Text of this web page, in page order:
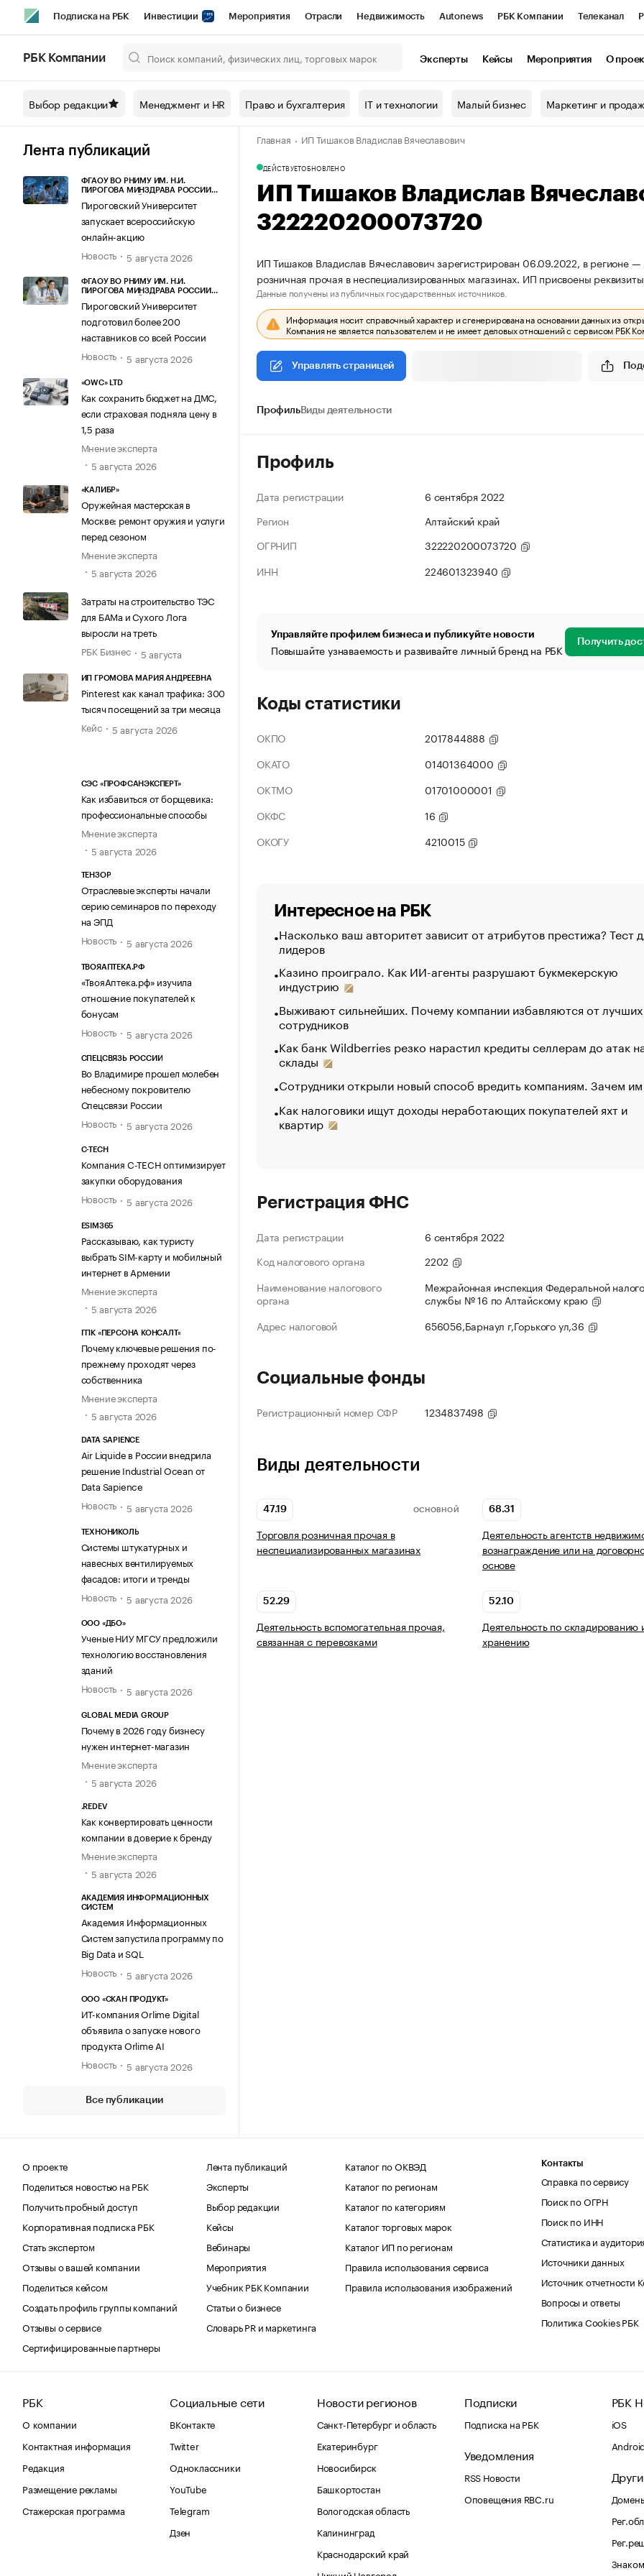
Подписка на РБК Инвестиции Мероприятия Отрасли Недвижимость Autonews РБК Компании Телеканал
Спецпроекты СПб Конференции СПб Спецпроекты Проверка контрагентов
Технологии и медиа Рынок наличной валюты
РБК Компании Эксперты Кейсы Мероприятия О
Выбор редакции Менеджмент и HR Право и бухгалтерия IT и технологии Малый бизнес Маркетинг и
Лента публикаций
ФГАОУ ВО РНИМУ ИМ. Н.И.
ПИРОГОВА МИНЗДРАВА РОССИИ
Пироговский Университет
запускает всероссийскую
онлайн-акцию
Новость
5 августа 2026
ФГАОУ ВО РНИМУ ИМ. Н.И.
ПИРОГОВА МИНЗДРАВА РОССИИ
Пироговский Университет
подготовил более 200
наставников со всей России
Новость
5 августа 2026
«OWC» LTD
Как сохранить бюджет на ДМС,
если страховая подняла цену в
1,5 раза
Мнение эксперта
5 августа 2026
«КАЛИБР»
Оружейная мастерская в
Москве: ремонт оружия и услуги
перед сезоном
Мнение эксперта
5 августа 2026
Затраты на строительство ТЭС
для БАМа и Сухого Лога
выросли на треть
РБК Бизнес
5 августа
ИП ГРОМОВА МАРИЯ АНДРЕЕВНА
Pinterest как канал трафика: 300
тысяч посещений за три месяца
Кейс
5 августа 2026
СЭС «ПРОФСАНЭКСПЕРТ»
Как избавиться от борщевика:
профессиональные способы
Мнение эксперта
5 августа 2026
ТЕНЗОР
Отраслевые эксперты начали
серию семинаров по переходу
на ЭПД
Новость
5 августа 2026
ТВОЯАПТЕКА.РФ
«ТвояАптека.рф» изучила
отношение покупателей к
бонусам
Новость
5 августа 2026
СПЕЦСВЯЗЬ РОССИИ
Во Владимире прошел молебен
небесному покровителю
Спецсвязи России
Новость
5 августа 2026
C-TECH
Компания C-TECH оптимизирует
закупки оборудования
Новость
5 августа 2026
ESIM365
Рассказываю, как туристу
выбрать SIM-карту и мобильный
интернет в Армении
Мнение эксперта
5 августа 2026
ГПК «ПЕРСОНА КОНСАЛТ»
Почему ключевые решения по-
прежнему проходят через
собственника
Мнение эксперта
5 августа 2026
DATA SAPIENCE
Air Liquide в России внедрила
решение Industrial Ocean от
Data Sapience
Новость
5 августа 2026
ТЕХНОНИКОЛЬ
Системы штукатурных и
навесных вентилируемых
фасадов: итоги и тренды
Новость
5 августа 2026
ООО «ДБО»
Ученые НИУ МГСУ предложили
технологию восстановления
зданий
Новость
5 августа 2026
GLOBAL MEDIA GROUP
Почему в 2026 году бизнесу
нужен интернет-магазин
Мнение эксперта
5 августа 2026
.REDEV
Как конвертировать ценности
компании в доверие к бренду
Мнение эксперта
5 августа 2026
АКАДЕМИЯ ИНФОРМАЦИОННЫХ
СИСТЕМ
Академия Информационных
Систем запустила программу по
Big Data и SQL
Новость
5 августа 2026
ООО «СКАН ПРОДУКТ»
ИТ-компания Orlime Digital
объявила о запуске нового
продукта Orlime AI
Новость
5 августа 2026
Все публикации
Главная ИП Тишаков Владислав Вячеславович
ДЕЙСТВУЕТОБНОВЛЕНО
ИП Тишаков Владислав
322220200073720
ИП Тишаков Владислав Вячеславович зарегистрирован 06.09.2022, в регионе
розничная прочая в неспециализированных магазинах. ИП присвоены
Данные получены из публичных государственных источников.
Информация носит справочный характер и сгенерирована на основании данных из
Компания не является пользователем и не имеет деловых отношений с сервисом РБК
Управлять страницей
ПрофильВиды деятельности
Профиль
Дата регистрации
6 сентября 2022
Регион
Алтайский край
ОГРНИП
322220200073720
ИНН
224601323940
Управляйте профилем бизнеса и публикуйте новости
Повышайте узнаваемость и развивайте личный бренд на РБК Получить
Коды статистики
ОКПО
2017844888
ОКАТО
01401364000
ОКТМО
01701000001
ОКФС
16
ОКОГУ
4210015
Интересное на РБК
Насколько ваш авторитет зависит от атрибутов престижа? Тест
лидеров
Казино проиграло. Как ИИ-агенты разрушают букмекерскую
индустрию
Выживают сильнейших. Почему компании избавляются от лучших
сотрудников
Как банк Wildberries резко нарастил кредиты селлерам до атак
склады
Сотрудники открыли новый способ вредить компаниям. Зачем
Как налоговики ищут доходы неработающих покупателей яхт и
квартир
Регистрация ФНС
Дата регистрации
6 сентября 2022
Код налогового органа
2202
Наименование налогового
органа
Межрайонная инспекция Федеральной
службы № 16 по Алтайскому краю
Адрес налоговой
656056,Барнаул г,Горького ул,36
Социальные фонды
Регистрационный номер СФР 1234837498
Виды деятельности
47.19 ОСНОВНОЙ
Торговля розничная прочая в
неспециализированных магазинах
68.31
Деятельность агентств
вознаграждение или на
основе
52.29
Деятельность вспомогательная прочая,
связанная с перевозками
52.10
Деятельность по складированию
хранению
О проекте
Поделиться новостью на РБК
Получить пробный доступ
Корпоративная подписка РБК
Стать экспертом
Отзывы о вашей компании
Поделиться кейсом
Создать профиль группы компаний
Отзывы о сервисе
Сертифицированные партнеры
Лента публикаций
Эксперты
Выбор редакции
Кейсы
Вебинары
Мероприятия
Учебник РБК Компании
Статьи о бизнесе
Словарь PR и маркетинга
Каталог по ОКВЭД
Каталог по регионам
Каталог по категориям
Каталог торговых марок
Каталог ИП по регионам
Правила использования сервиса
Правила использования изображений
Контакты
Справка по сервису
Поиск по ОГРН
Поиск по ИНН
Статистика и
Источники данных
Источник отчетности
Вопросы и ответы
Политика Cookies РБК
РБК
О компании
Контактная информация
Редакция
Размещение рекламы
Стажерская программа
Социальные сети
ВКонтакте
Twitter
Одноклассники
YouTube
Telegram
Дзен
Новости регионов
Санкт-Петербург и область
Екатеринбург
Новосибирск
Башкортостан
Вологодская область
Калининград
Краснодарский край
Подписки
Подписка на РБК
Уведомления
RSS Новости
Оповещения RBC.ru
РБК
iOS